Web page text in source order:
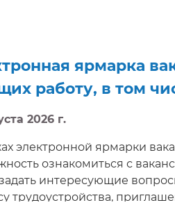
на собеседование в
на сайте http://e-vacancy.by
ярмарка
работу, в том
2026 г.
электронной ярмарки
ознакомиться с
интересующие
трудоустройства,